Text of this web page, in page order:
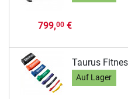
799,00€
Taurus
Auf Lager